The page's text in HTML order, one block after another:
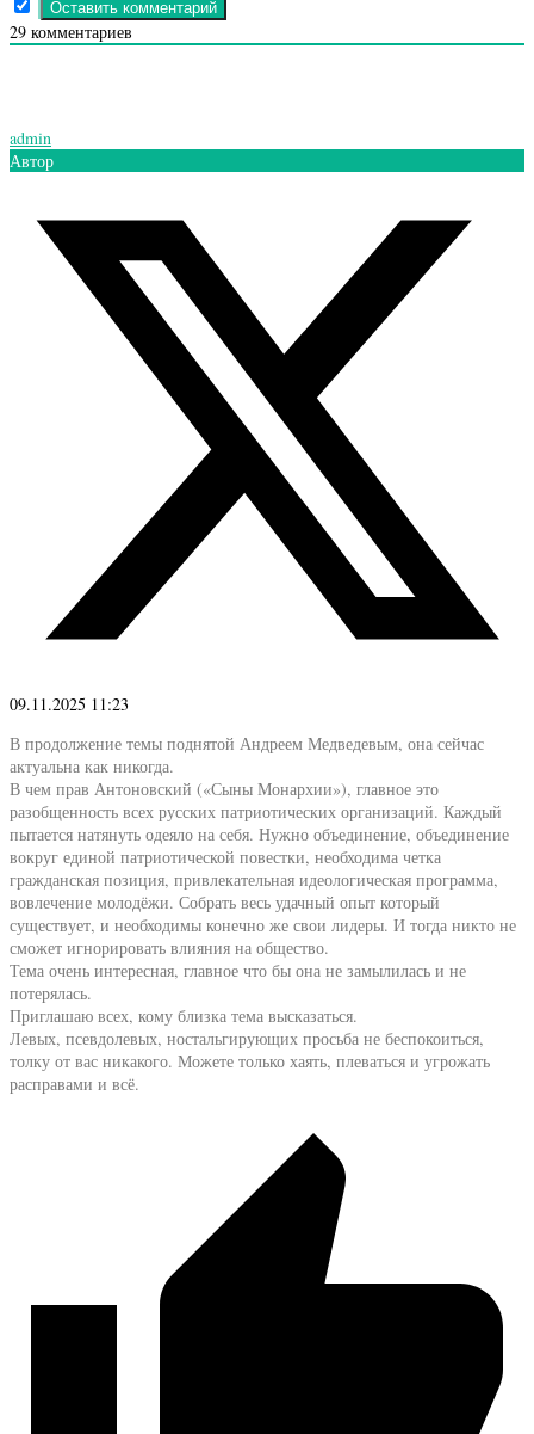
29 комментариев
admin
Автор
09.11.2025 11:23
В продолжение темы поднятой Андреем Медведевым, она сейчас
актуальна как никогда.
В чем прав Антоновский («Сыны Монархии»), главное это
разобщенность всех русских патриотических организаций. Каждый
пытается натянуть одеяло на себя. Нужно объединение, объединение
вокруг единой патриотической повестки, необходима четка
гражданская позиция, привлекательная идеологическая программа,
вовлечение молодёжи. Собрать весь удачный опыт который
существует, и необходимы конечно же свои лидеры. И тогда никто не
сможет игнорировать влияния на общество.
Тема очень интересная, главное что бы она не замылилась и не
потерялась.
Приглашаю всех, кому близка тема высказаться.
Левых, псевдолевых, ностальгирующих просьба не беспокоиться,
толку от вас никакого. Можете только хаять, плеваться и угрожать
расправами и всё.